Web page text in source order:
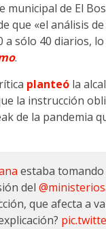
de El
que «el análisis
a sólo 40 diarios,
.
planteó la
la instrucción
de la pandemia
estaba
del
que afecta a